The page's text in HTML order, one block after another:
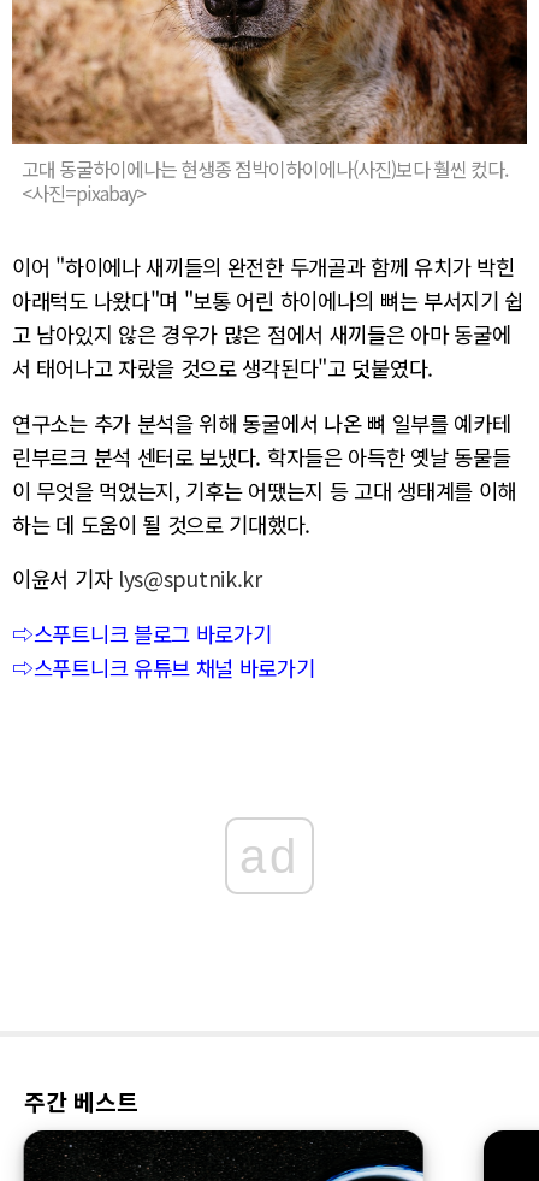
고대 동굴하이에나는 현생종 점박이하이에나(사진)보다 훨씬 컸다.
<사진=pixabay>
이어 "하이에나 새끼들의 완전한 두개골과 함께 유치가 박힌
아래턱도 나왔다"며 "보통 어린 하이에나의 뼈는 부서지기 쉽
고 남아있지 않은 경우가 많은 점에서 새끼들은 아마 동굴에
서 태어나고 자랐을 것으로 생각된다"고 덧붙였다.
연구소는 추가 분석을 위해 동굴에서 나온 뼈 일부를 예카테
린부르크 분석 센터로 보냈다. 학자들은 아득한 옛날 동물들
이 무엇을 먹었는지, 기후는 어땠는지 등 고대 생태계를 이해
하는 데 도움이 될 것으로 기대했다.
이윤서 기자 lys@sputnik.kr
⇨스푸트니크 블로그 바로가기
⇨스푸트니크 유튜브 채널 바로가기
ad
주간 베스트